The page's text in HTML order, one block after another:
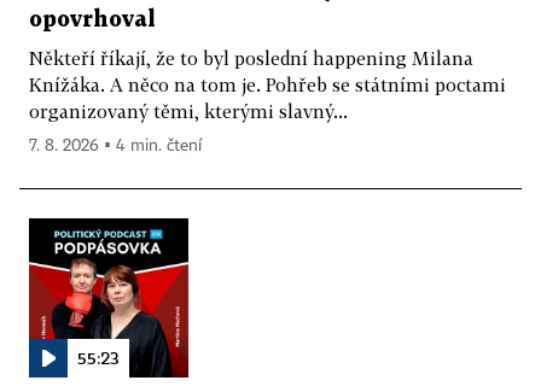
opovrhoval
Někteří říkají, že to byl poslední happening Milana
Knížáka. A něco na tom je. Pohřeb se státními poctami
organizovaný těmi, kterými slavný...
7. 8. 2026 ▪ 4 min. čtení
55:23